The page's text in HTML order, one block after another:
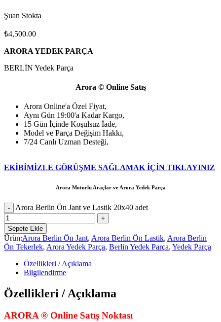
Şuan Stokta
₺4,500.00
ARORA YEDEK PARÇA
BERLİN Yedek Parça
Arora © Online Satış
Arora Online'a Özel Fiyat,
Aynı Gün 19:00'a Kadar Kargo,
15 Gün İçinde Koşulsuz İade,
Model ve Parça Değişim Hakkı,
7/24 Canlı Uzman Desteği,
EKİBİMİZLE GÖRÜŞME SAĞLAMAK İÇİN TIKLAYINIZ
Arora Motorlu Araçlar ve Arora Yedek Parça
Arora Berlin Ön Jant ve Lastik 20x40 adet
Sepete Ekle
Ürün:Arora Berlin Ön Jant, Arora Berlin Ön Lastik, Arora Berlin
Ön Tekerlek, Arora Yedek Parça, Berlin Yedek Parça, Yedek Parça
Özellikleri / Açıklama
Bilgilendirme
Özellikleri / Açıklama
ARORA ® Online Satış Noktası